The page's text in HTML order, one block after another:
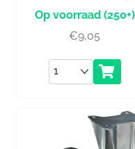
(250+)
€9,05
Aantal